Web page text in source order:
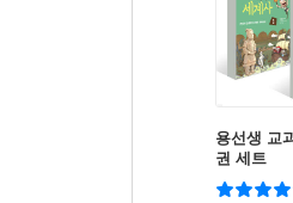
용선생 교
권 세트